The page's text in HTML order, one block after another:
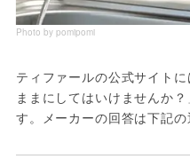
Photo by pomipomi
ティファールの公式サイト
ままにしてはいけませんか
す。メーカーの回答は下記の